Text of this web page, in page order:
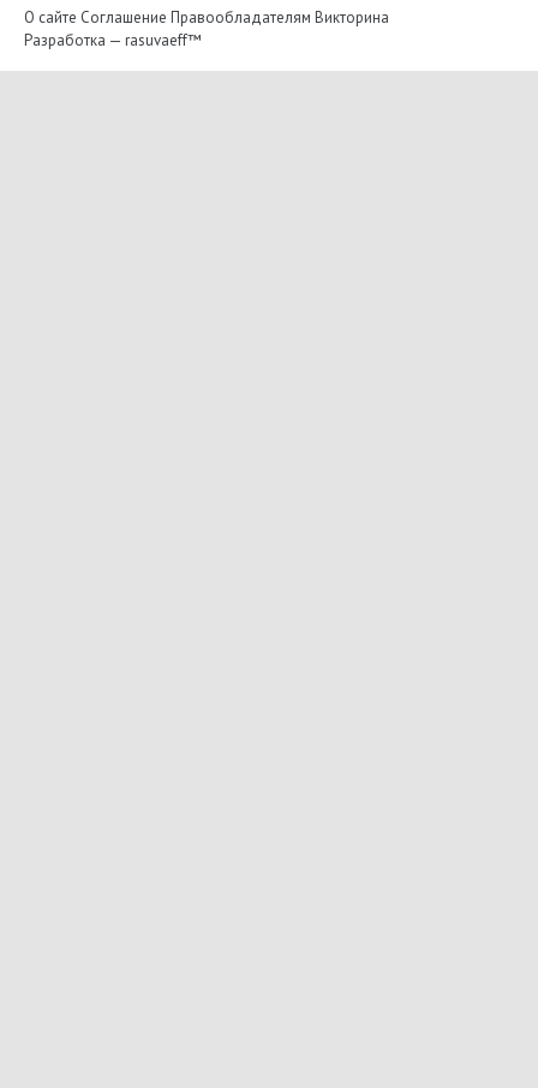
О сайте Соглашение Правообладателям Викторина
Разработка — rasuvaeff™